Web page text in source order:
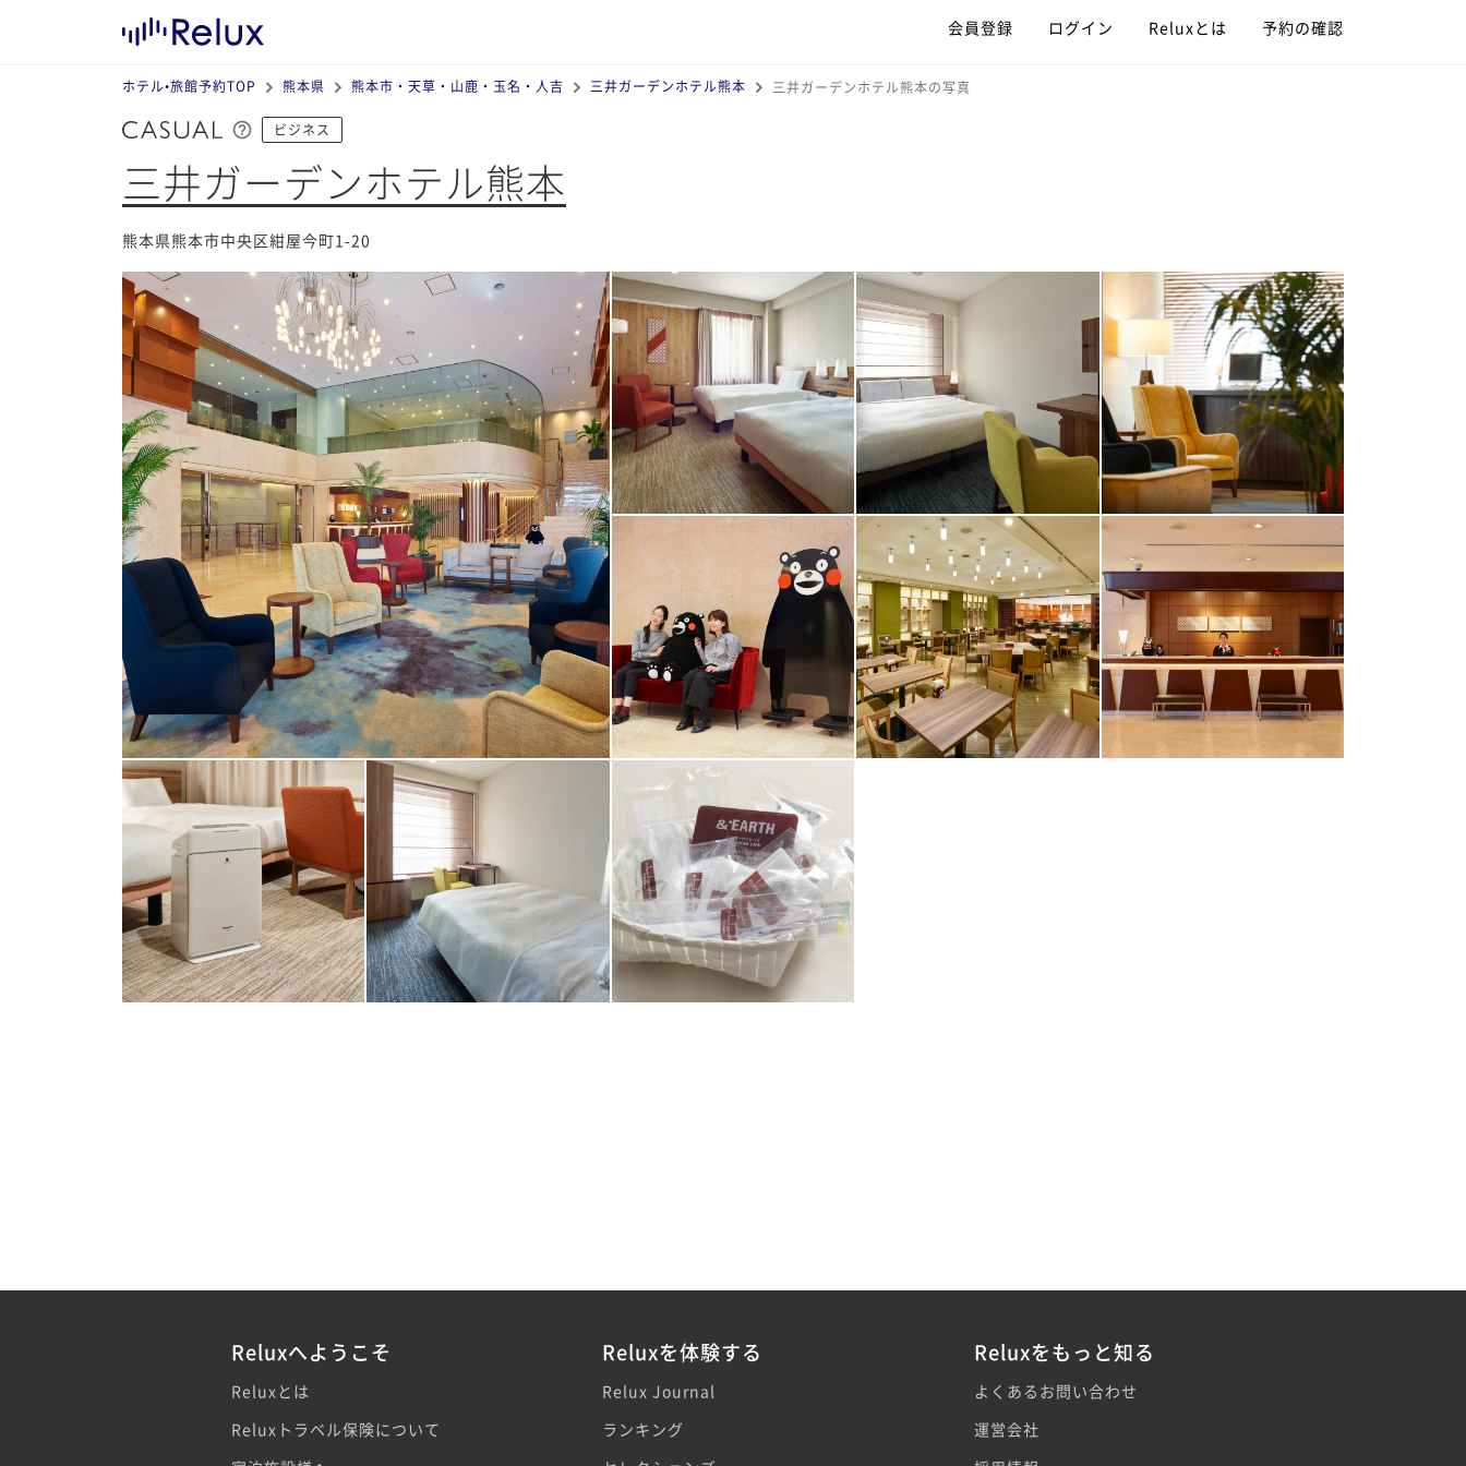
会員登録 ログイン Reluxとは 予約の確認
ホテル•旅館予約TOP 熊本県 熊本市・天草・山鹿・玉名・人吉 三井ガーデンホテル熊本 三井ガーデンホテル熊本の写真
ビジネス
三井ガーデンホテル熊本
熊本県熊本市中央区紺屋今町1-20
Reluxへようこそ
Reluxとは
Reluxトラベル保険について
Reluxを体験する
Relux Journal
ランキング
Reluxをもっと知る
よくあるお問い合わせ
運営会社